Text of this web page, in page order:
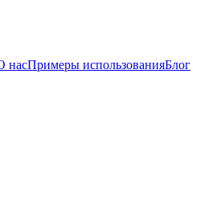
насПримеры использованияБлог